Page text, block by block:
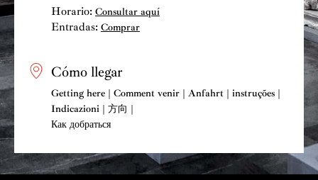
Horario: Consultar aquí
Entradas: Comprar
Cómo llegar
Getting here | Comment venir | Anfahrt | instruções |
Indicazioni | 方向 |
Как добраться